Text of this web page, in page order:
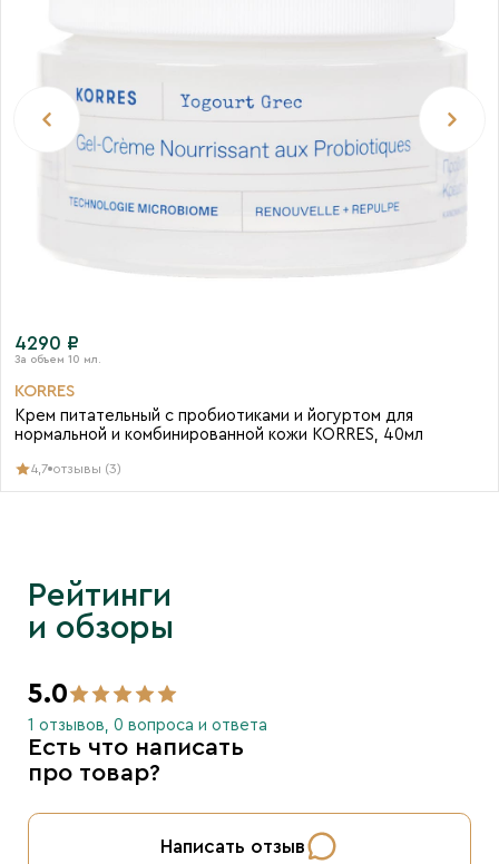
4290 ₽
KORRES
Крем питательный с пробиотиками и йогуртом для
нормальной и комбинированной кожи KORRES, 40мл
4,7 отзывы (3)
Рейтинги
и обзоры
5.0
1 отзывов, 0 вопроса и ответа
Есть что написать
про товар?
Написать отзыв